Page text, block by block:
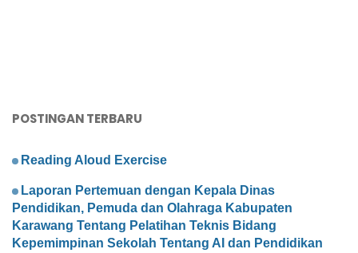
POSTINGAN TERBARU
Reading Aloud Exercise
Laporan Pertemuan dengan Kepala Dinas
Pendidikan, Pemuda dan Olahraga Kabupaten
Karawang Tentang Pelatihan Teknis Bidang
Kepemimpinan Sekolah Tentang AI dan Pendidikan